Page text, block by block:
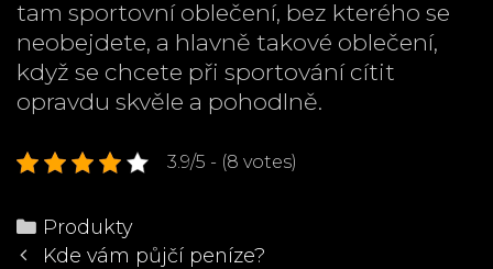
tam sportovní oblečení, bez kterého se
neobejdete, a hlavně takové oblečení,
když se chcete při sportování cítit
opravdu skvěle a pohodlně.
3.9/5 - (8 votes)
Categories
Produkty
PostKde vám půjčí peníze?